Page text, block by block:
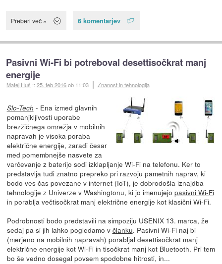
Preberi več » 6 komentarjev
Pasivni Wi-Fi bi potreboval desettisočkrat manj
energije
Matej Huš ::25. feb 2016ob 11:03 Znanost in tehnologija
Slo-Tech - Ena izmed glavnih
pomanjkljivosti uporabe
brezžičnega omrežja v mobilnih
napravah je visoka poraba
električne energije, zaradi česar
med pomembnejše nasvete za
varčevanje z baterijo sodi izklapljanje Wi-Fi na telefonu. Ker to
predstavlja tudi znatno prepreko pri razvoju pametnih naprav, ki
bodo ves čas povezane v internet (IoT), je dobrodošla iznajdba
tehnologije z Univerze v Washingtonu, ki jo imenujejo pasivni Wi-Fi
in porablja večtisočkrat manj električne energije kot klasični Wi-Fi.
Podrobnosti bodo predstavili na simpoziju USENIX 13. marca, že
sedaj pa si jih lahko pogledamo v članku. Pasivni Wi-Fi naj bi
(merjeno na mobilnih napravah) porabljal desettisočkrat manj
električne energije kot Wi-Fi in tisočkrat manj kot Bluetooth. Pri tem
bo še vedno dosegal povsem spodobne hitrosti, in...